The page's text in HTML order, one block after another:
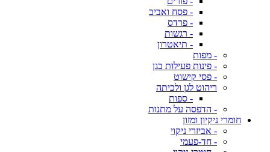
- פסח ואביב
- פרדס
- רגשות
- תיאטרון
- מפות
- פינות פעילות בגן
- פסי קישוט
ריהוט לגן ולכיתה
- ספות
- הדפסה על מתנות
חומרי ניקיון ומזון
- אביזרי ניקוי
- חד-פעמי